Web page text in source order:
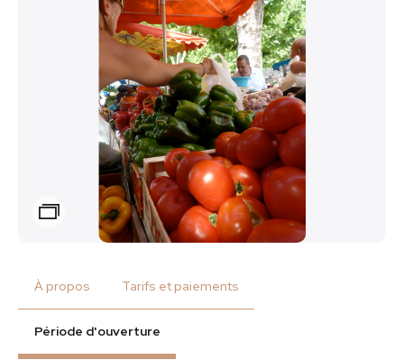
Zoom
À propos Tarifs et paiements
Période d'ouverture